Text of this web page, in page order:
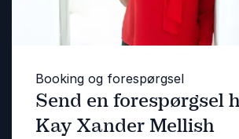
Booking og forespørgsel
Send en forespørgsel
Kay Xander Mellish